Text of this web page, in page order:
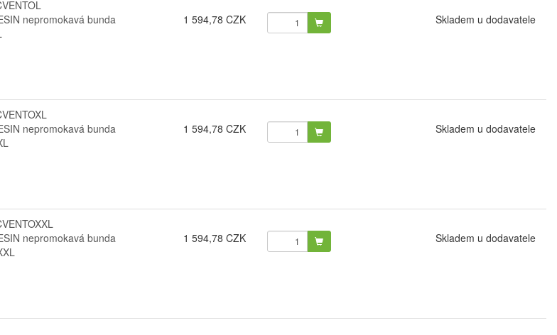
nepromokavá bunda
1 594,78 CZK Skladem u dodavatele
nepromokavá bunda
1 594,78 CZK Skladem u dodavatele
nepromokavá bunda
1 594,78 CZK Skladem u dodavatele